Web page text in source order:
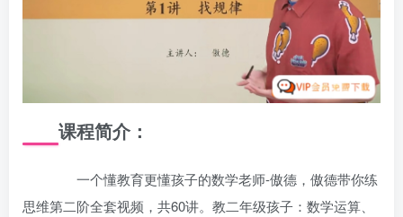
课程简介：
一个懂教育更懂孩子的数学老师-傲德，傲德带你练
思维第二阶全套视频，共60讲。教二年级孩子：数学运算、